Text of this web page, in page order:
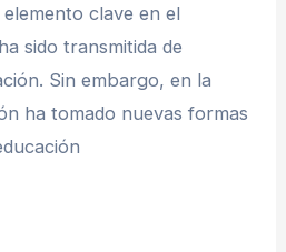
clave en el
sido transmitida de
Sin embargo, en la
ha tomado nuevas formas